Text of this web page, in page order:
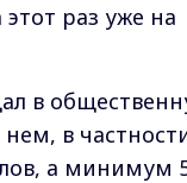
раз уже на
в
в
а минимум